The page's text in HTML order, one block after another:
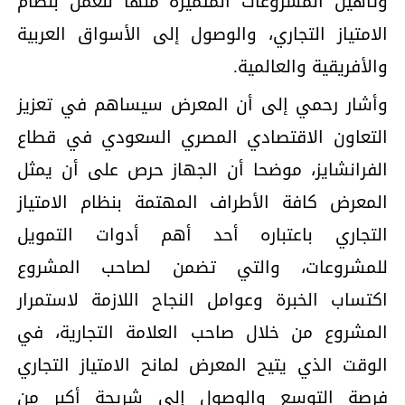
الامتياز التجاري، والوصول إلى الأسواق العربية
والأفريقية والعالمية.
وأشار رحمي إلى أن المعرض سيساهم في تعزيز
التعاون الاقتصادي المصري السعودي في قطاع
الفرانشايز، موضحا أن الجهاز حرص على أن يمثل
المعرض كافة الأطراف المهتمة بنظام الامتياز
التجاري باعتباره أحد أهم أدوات التمويل
للمشروعات، والتي تضمن لصاحب المشروع
اكتساب الخبرة وعوامل النجاح اللازمة لاستمرار
المشروع من خلال صاحب العلامة التجارية، في
الوقت الذي يتيح المعرض لمانح الامتياز التجاري
فرصة التوسع والوصول إلى شريحة أكبر من